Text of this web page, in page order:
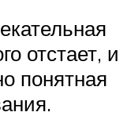
отстает, и
понятная